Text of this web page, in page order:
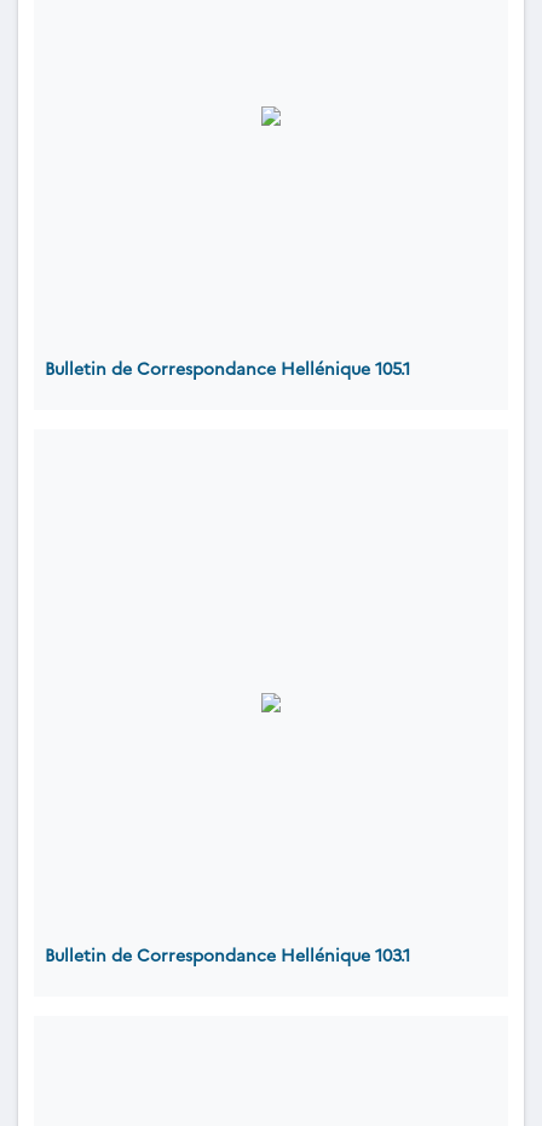
Bulletin de Correspondance Hellénique 105.1
Bulletin de Correspondance Hellénique 103.1